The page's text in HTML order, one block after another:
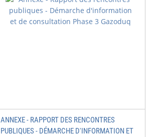
ANNEXE - RAPPORT DES RENCONTRES
PUBLIQUES - DÉMARCHE D'INFORMATION ET